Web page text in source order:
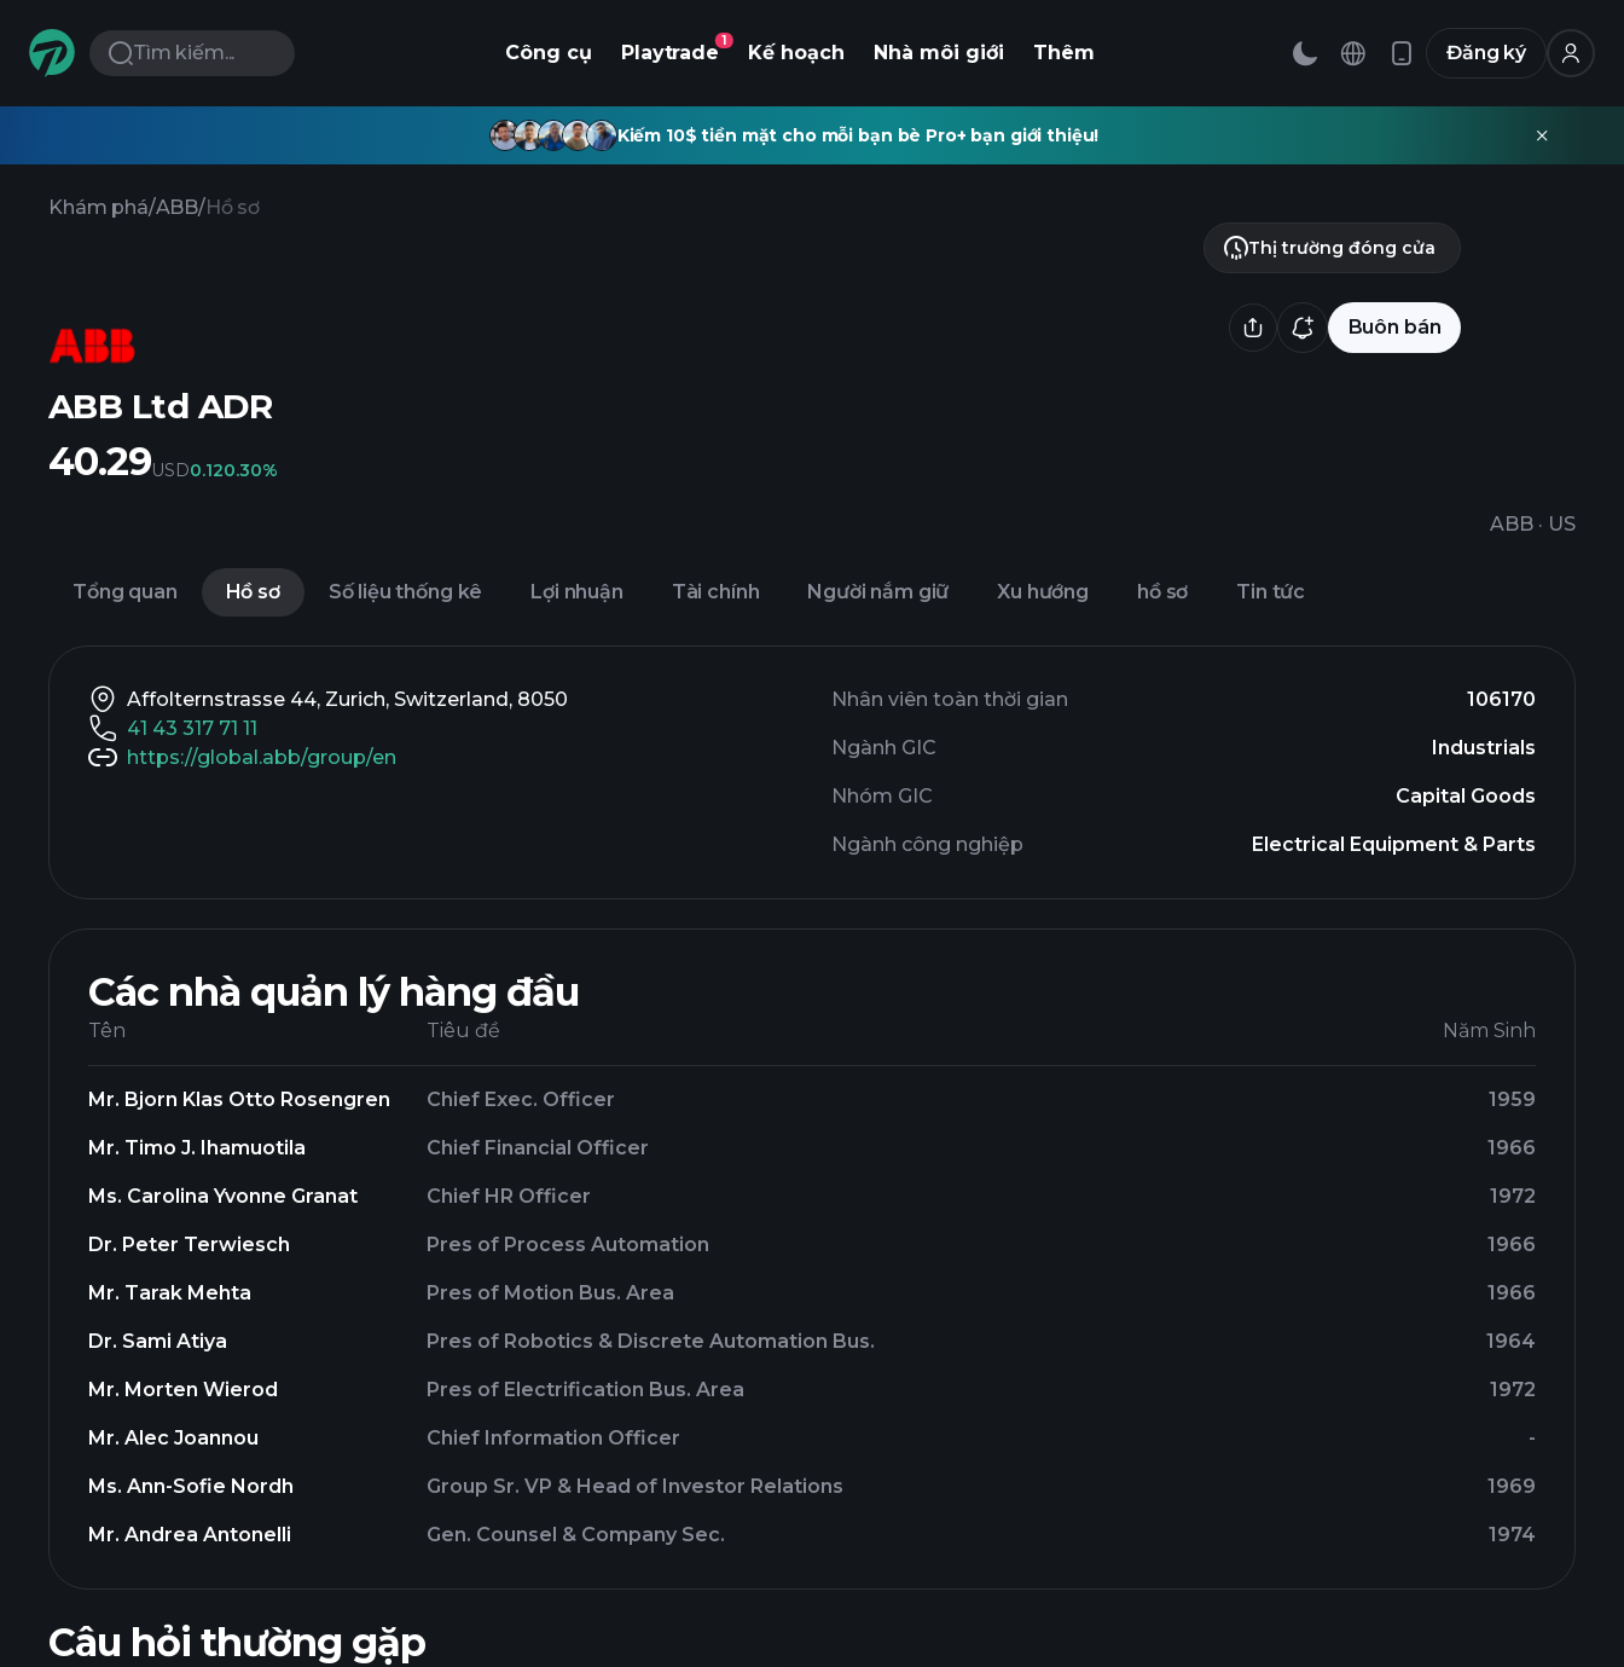
Tìm kiếm... Công cụ Playtrade
1
Kế hoạch Nhà môi giới Thêm Đăng ký
Kiếm 10$ tiền mặt cho mỗi bạn bè Pro+ bạn giới thiệu!
Khám phá/ABB/Hồ sơ
Buôn bán
ABB Ltd ADR
ABB · US
Thị trường đóng cửa
40.29USD0.120.30%
Tổng quan Hồ sơ Số liệu thống kê Lợi nhuận Tài chính Người nắm giữ Xu hướng hồ sơ Tin tức
Affolternstrasse 44, Zurich, Switzerland, 8050
41 43 317 71 11
https://global.abb/group/en
Nhân viên toàn thời gian 106170
Ngành GIC Industrials
Nhóm GIC Capital Goods
Ngành công nghiệp Electrical Equipment & Parts
Các nhà quản lý hàng đầu
Tên Tiêu đề Năm Sinh
Mr. Bjorn Klas Otto Rosengren Chief Exec. Officer 1959
Mr. Timo J. Ihamuotila Chief Financial Officer 1966
Ms. Carolina Yvonne Granat Chief HR Officer 1972
Dr. Peter Terwiesch Pres of Process Automation 1966
Mr. Tarak Mehta Pres of Motion Bus. Area 1966
Dr. Sami Atiya Pres of Robotics & Discrete Automation Bus. 1964
Mr. Morten Wierod Pres of Electrification Bus. Area 1972
Mr. Alec Joannou Chief Information Officer -
Ms. Ann-Sofie Nordh Group Sr. VP & Head of Investor Relations 1969
Mr. Andrea Antonelli Gen. Counsel & Company Sec. 1974
Câu hỏi thường gặp